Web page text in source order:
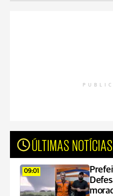
ÚLTIMAS NOTÍCIAS
09:01